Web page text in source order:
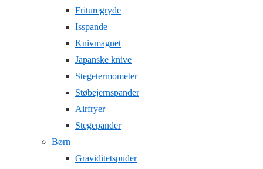
Frituregryde
Isspande
Knivmagnet
Japanske knive
Stegetermometer
Støbejernspander
Airfryer
Stegepander
Børn
Graviditetspuder